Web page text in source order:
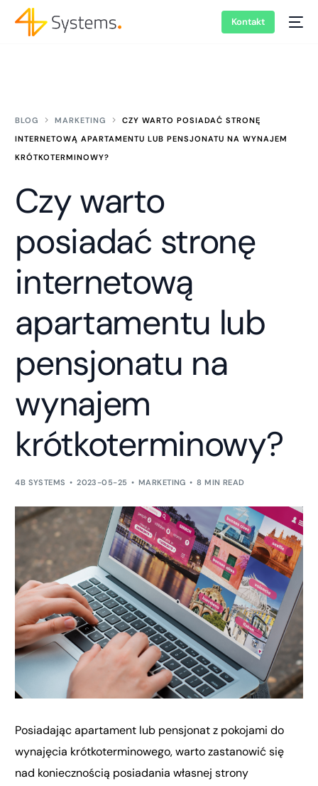
Kontakt
BLOG MARKETING
CZY WARTO POSIADAĆ STRONĘ
INTERNETOWĄ APARTAMENTU LUB PENSJONATU NA WYNAJEM
KRÓTKOTERMINOWY?
Czy warto
posiadać stronę
internetową
apartamentu lub
pensjonatu na
wynajem
krótkoterminowy?
4B SYSTEMS 2023-05-25 MARKETING 8 MIN READ
Posiadając apartament lub pensjonat z pokojami do
wynajęcia krótkoterminowego, warto zastanowić się
nad koniecznością posiadania własnej strony